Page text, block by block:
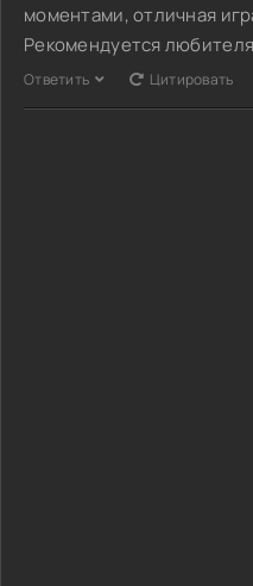
моментами, отличная
Рекомендуется
Ответить Цитировать